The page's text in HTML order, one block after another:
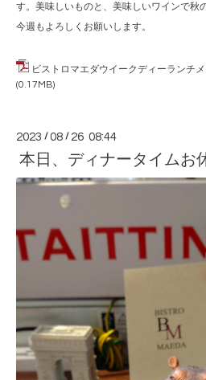
す。美味しいものと、美味しいワインで秋
今週もよろしくお願いします。
ビストロマエダウイークディーランチ
(0.17MB)
2023 /08 / 26 08:44
本日、ディナータイムお